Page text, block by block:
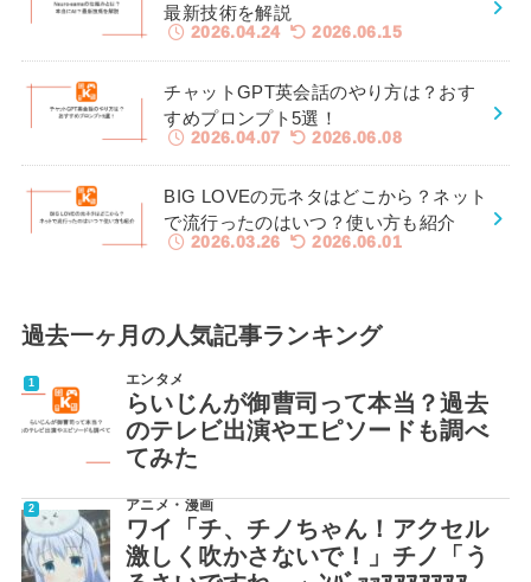
最新技術を解説
2026.04.24 2026.06.15
チャットGPT英会話のやり方は？おす
すめプロンプト5選！
2026.04.07 2026.06.08
BIG LOVEの元ネタはどこから？ネット
で流行ったのはいつ？使い方も紹介
2026.03.26 2026.06.01
過去一ヶ月の人気記事ランキング
エンタメ
らいじんが御曹司って本当？過去
のテレビ出演やエピソードも調べ
てみた
アニメ・漫画
ワイ「チ、チノちゃん！アクセル
激しく吹かさないで！」チノ「う